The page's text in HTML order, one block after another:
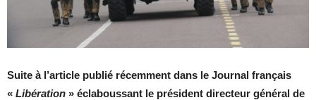
Suite à l’article publié récemment dans le Journal français
« Libération » éclaboussant le président directeur général de